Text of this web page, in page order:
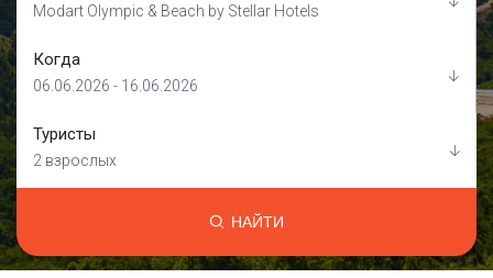
Modart Olympic & Beach by Stellar Hotels
Когда
06.06.2026 - 16.06.2026
Туристы
2 взрослых
НАЙТИ